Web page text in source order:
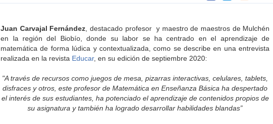
Juan Carvajal Fernández , destacado profesor y maestro de maestros de Mulchén
en la región del Biobío, donde su labor se ha centrado en el aprendizaje de
matemática de forma lúdica y contextualizada, como se describe en una entrevista
realizada en la revista Educar, en su edición de septiembre 2020:
"A través de recursos como juegos de mesa, pizarras interactivas, celulares, tablets,
disfraces y otros, este profesor de Matemática en Enseñanza Básica ha despertado
el interés de sus estudiantes, ha potenciado el aprendizaje de contenidos propios de
su asignatura y también ha logrado desarrollar habilidades blandas”